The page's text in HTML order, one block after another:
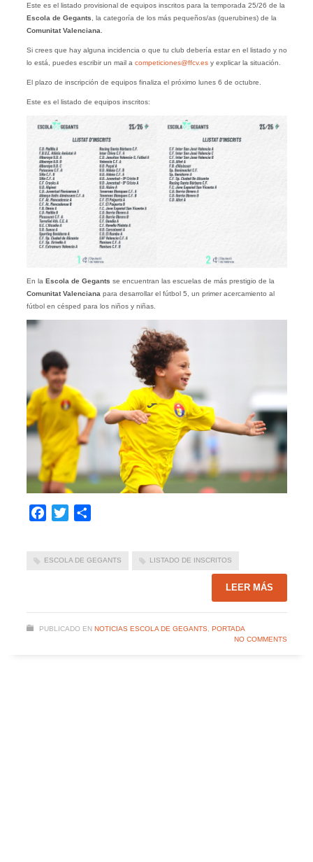
Este es el listado provisional de equipos inscritos para la temporada 25/26 de la
Escola de Gegants , la categoría de los más pequeños/as (querubines) de la
Comunitat Valenciana
Si crees que hay alguna incidencia o que tu club debería estar en el listado y no
lo está, puedes escribir un mail a competiciones@ffcv.esy explicar la situación.
El plazo de inscripción de equipos finaliza el próximo lunes 6 de octubre.
Este es el listado de equipos inscritos:
En la Escola de Gegants se encuentran las escuelas de más prestigio de la
Comunitat Valenciana para desarrollar el fútbol 5, un primer acercamiento al
fútbol en césped para los niños y niñas.
Facebook
Twitter
ESCOLA DE GEGANTS LISTADO DE INSCRITOS
LEER MÁS
PUBLICADO EN NOTICIAS ESCOLA DE GEGANTS, PORTADA
NO COMMENTS